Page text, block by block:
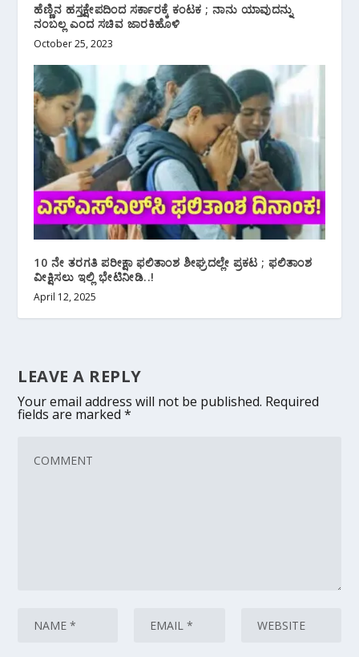
ಹೆಣ್ಣಿನ ಹಸ್ತಕ್ಷೇಪದಿಂದ ಸರ್ಕಾರಕ್ಕೆ ಕಂಟಕ ; ನಾನು ಯಾವುದನ್ನು
ನಂಬಲ್ಲ ಎಂದ ಸಚಿವ ಜಾರಕಿಹೊಳಿ
October 25, 2023
10 ನೇ ತರಗತಿ ಪರೀಕ್ಷಾ ಫಲಿತಾಂಶ ಶೀಘ್ರದಲ್ಲೇ ಪ್ರಕಟ ; ಫಲಿತಾಂಶ
ವೀಕ್ಷಿಸಲು ಇಲ್ಲಿ ಭೇಟಿನೀಡಿ..!
April 12, 2025
LEAVE A REPLY
Your email address will not be published. Required
fields are marked*